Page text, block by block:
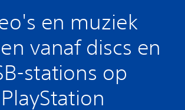
en muziek
vanaf discs en
stations op
PlayStation